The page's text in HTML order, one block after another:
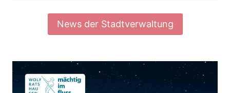
News der Stadtverwaltung